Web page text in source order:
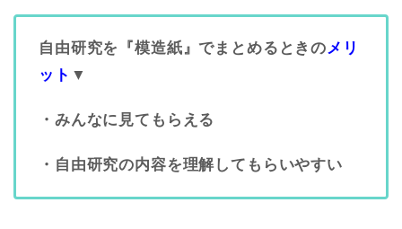
自由研究を『模造紙』でまとめるときのメリ
ット ▼
・みんなに見てもらえる
・自由研究の内容を理解してもらいやすい